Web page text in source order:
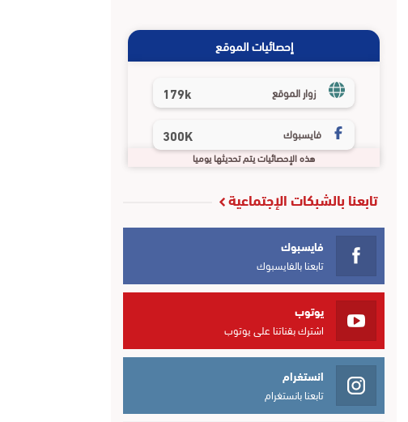
إحصائيات الموقع
زوار الموقع 179k
فايسبوك 300K
هذه الإحصائيات يتم تحديثها يوميا
تابعنا بالشبكات الإجتماعية
فايسبوك
تابعنا بالفايسبوك
يوتوب
اشترك بقناتنا على يوتوب
انستغرام
تابعنا بانستغرام